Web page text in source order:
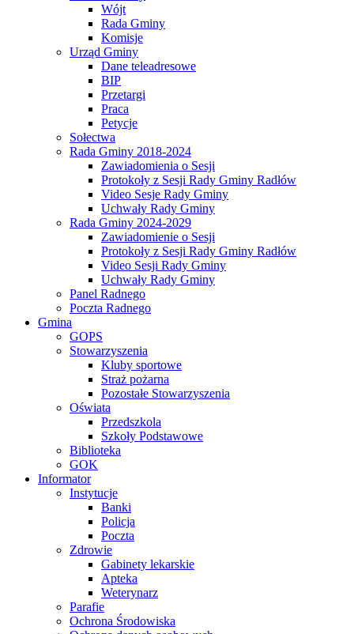
Wójt
Rada Gminy
Komisje
Urząd Gminy
Dane teleadresowe
BIP
Przetargi
Praca
Petycje
Sołectwa
Rada Gminy 2018-2024
Zawiadomienia o Sesji
Protokoły z Sesji Rady Gminy Radłów
Video Sesje Rady Gminy
Uchwały Rady Gminy
Rada Gminy 2024-2029
Zawiadomienie o Sesji
Protokoły z Sesji Rady Gminy Radłów
Video Sesji Rady Gminy
Uchwały Rady Gminy
Panel Radnego
Poczta Radnego
Gmina
GOPS
Stowarzyszenia
Kluby sportowe
Straż pożarna
Pozostałe Stowarzyszenia
Oświata
Przedszkola
Szkoły Podstawowe
Biblioteka
GOK
Informator
Instytucje
Banki
Policja
Poczta
Zdrowie
Gabinety lekarskie
Apteka
Weterynarz
Parafie
Ochrona Środowiska